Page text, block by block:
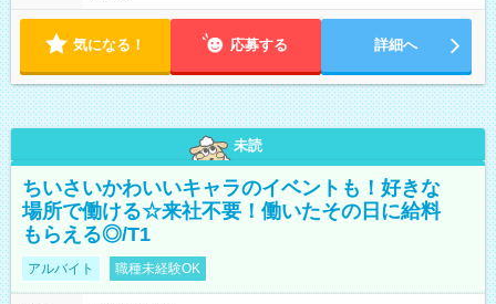
気になる！ 応募する 詳細へ
未読
ちいさいかわいいキャラのイベントも！好きな
場所で働ける☆来社不要！働いたその日に給料
もらえる◎/T1
アルバイト 職種未経験OK